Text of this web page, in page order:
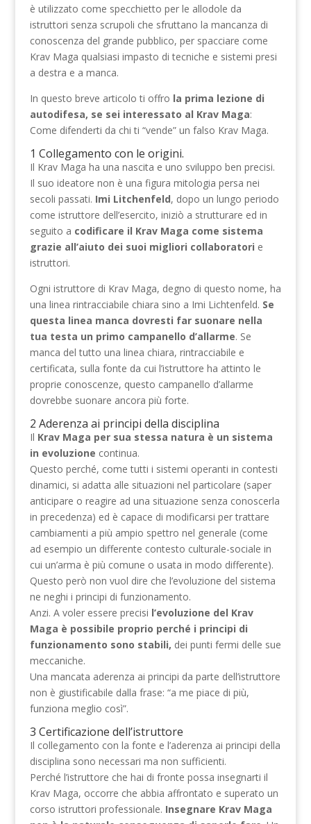
è utilizzato come specchietto per le allodole da
istruttori senza scrupoli che sfruttano la mancanza di
conoscenza del grande pubblico, per spacciare come
Krav Maga qualsiasi impasto di tecniche e sistemi presi
a destra e a manca.
In questo breve articolo ti offro la prima lezione di
autodifesa, se sei interessato al Krav Maga:
Come difenderti da chi ti “vende” un falso Krav Maga.
1 Collegamento con le origini.
Il Krav Maga ha una nascita e uno sviluppo ben precisi.
Il suo ideatore non è una figura mitologia persa nei
secoli passati. Imi Litchenfeld, dopo un lungo periodo
come istruttore dell’esercito, iniziò a strutturare ed in
seguito a codificare il Krav Maga come sistema
grazie all’aiuto dei suoi migliori collaboratori e
istruttori.
Ogni istruttore di Krav Maga, degno di questo nome, ha
una linea rintracciabile chiara sino a Imi Lichtenfeld. Se
questa linea manca dovresti far suonare nella
tua testa un primo campanello d’allarme. Se
manca del tutto una linea chiara, rintracciabile e
certificata, sulla fonte da cui l’istruttore ha attinto le
proprie conoscenze, questo campanello d’allarme
dovrebbe suonare ancora più forte.
2 Aderenza ai principi della disciplina
Il Krav Maga per sua stessa natura è un sistema
in evoluzione continua.
Questo perché, come tutti i sistemi operanti in contesti
dinamici, si adatta alle situazioni nel particolare (saper
anticipare o reagire ad una situazione senza conoscerla
in precedenza) ed è capace di modificarsi per trattare
cambiamenti a più ampio spettro nel generale (come
ad esempio un differente contesto culturale-sociale in
cui un’arma è più comune o usata in modo differente).
Questo però non vuol dire che l’evoluzione del sistema
ne neghi i principi di funzionamento.
Anzi. A voler essere precisi l’evoluzione del Krav
Maga è possibile proprio perché i principi di
funzionamento sono stabili, dei punti fermi delle sue
meccaniche.
Una mancata aderenza ai principi da parte dell’istruttore
non è giustificabile dalla frase: “a me piace di più,
funziona meglio così”.
3 Certificazione dell’istruttore
Il collegamento con la fonte e l’aderenza ai principi della
disciplina sono necessari ma non sufficienti.
Perché l’istruttore che hai di fronte possa insegnarti il
Krav Maga, occorre che abbia affrontato e superato un
corso istruttori professionale. Insegnare Krav Maga